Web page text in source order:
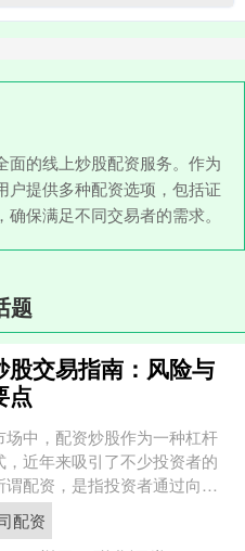
面的线上炒股配资服务。作为
户提供多种配资选项，包括证
保满足不同交易者的需求。
题
股交易指南：风险与
点
场中，配资炒股作为一种杠杆
，近年来吸引了不少投资者的
谓配资，是指投资者通过向配
资金，放大自身本金进行股
行为。例如，投资....
配资